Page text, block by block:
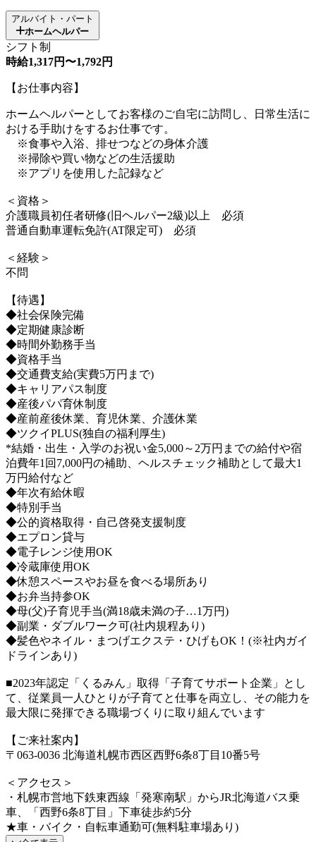
アルバイト・パート
ホームヘルパー
シフト制
時給1,317円〜1,792円
【お仕事内容】
ホームヘルパーとしてお客様のご自宅に訪問し、日常生活に
おける手助けをするお仕事です。
※食事や入浴、排せつなどの身体介護
※掃除や買い物などの生活援助
※アプリを使用した記録など
＜資格＞
介護職員初任者研修(旧ヘルパー2級)以上 必須
普通自動車運転免許(AT限定可) 必須
＜経験＞
不問
【待遇】
◆社会保険完備
◆定期健康診断
◆時間外勤務手当
◆資格手当
◆交通費支給(実費5万円まで)
◆キャリアパス制度
◆産後パパ育休制度
◆産前産後休業、育児休業、介護休業
◆ツクイPLUS(独自の福利厚生)
*結婚・出生・入学のお祝い金5,000～2万円までの給付や宿
泊費年1回7,000円の補助、ヘルスチェック補助として最大1
万円給付など
◆年次有給休暇
◆特別手当
◆公的資格取得・自己啓発支援制度
◆エプロン貸与
◆電子レンジ使用OK
◆冷蔵庫使用OK
◆休憩スペースやお昼を食べる場所あり
◆お弁当持参OK
◆母(父)子育児手当(満18歳未満の子…1万円)
◆副業・ダブルワーク可(社内規程あり)
◆髪色やネイル・まつげエクステ・ひげもOK！(※社内ガイ
ドラインあり)
■2023年認定「くるみん」取得「子育てサポート企業」とし
て、従業員一人ひとりが子育てと仕事を両立し、その能力を
最大限に発揮できる職場づくりに取り組んでいます
【ご来社案内】
〒063-0036 北海道札幌市西区西野6条8丁目10番5号
＜アクセス＞
・札幌市営地下鉄東西線「発寒南駅」からJR北海道バス乗
車、「西野6条8丁目」下車徒歩約5分
★車・バイク・自転車通勤可(無料駐車場あり)